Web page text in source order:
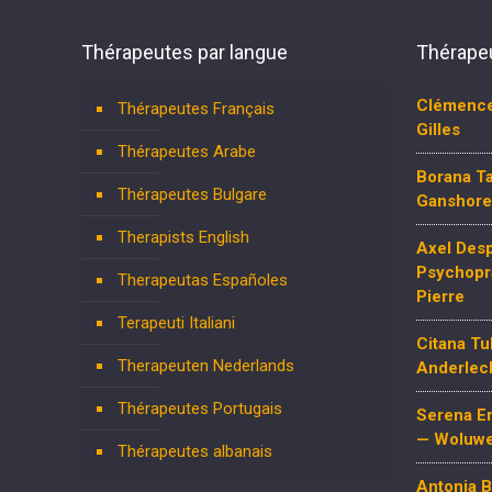
Thérapeutes par langue
Thérapeutes Français
Thérapeutes Arabe
Thérapeutes Bulgare
Therapists English
Therapeutas Españoles
Terapeuti Italiani
Therapeuten Nederlands
Thérapeutes Portugais
Thérapeutes albanais
Gilles
Borana
Axel
Pierre
Citana
Serena
—
Antonia